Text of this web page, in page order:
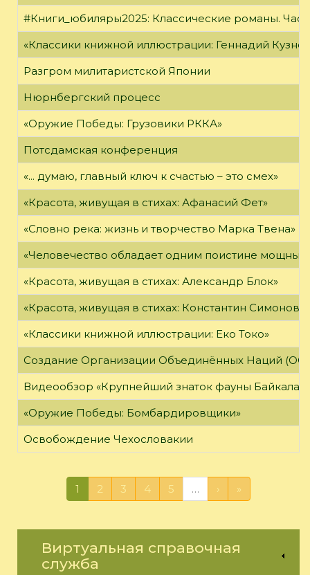
#Книги_юбиляры2025: Классические романы.
«Классики книжной иллюстрации: Геннадий
Разгром милитаристской Японии
Нюрнбергский процесс
«Оружие Победы: Грузовики РККА»
Потсдамская конференция
«... думаю, главный ключ к счастью – это смех»
«Красота, живущая в стихах: Афанасий Фет»
«Словно река: жизнь и творчество Марка Твена»
«Человечество обладает одним поистине
«Красота, живущая в стихах: Александр Блок»
«Красота, живущая в стихах: Константин Симонов»
«Классики книжной иллюстрации: Еко Токо»
Создание Организации Объединённых Наций
Видеообзор «Крупнейший знаток фауны Байкала»
«Оружие Победы: Бомбардировщики»
Освобождение Чехословакии
1 2 3 4 5 … › »
Виртуальная справочная
служба